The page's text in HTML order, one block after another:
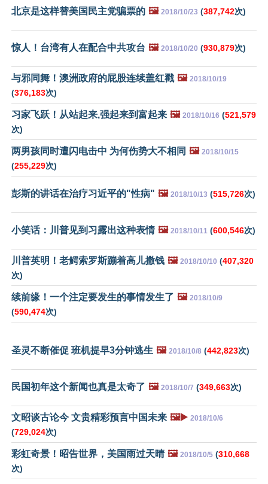
北京是这样替美国民主党骗票的 🖼️ 2018/10/23 (387,742次)
惊人！台湾有人在配合中共攻台 🖼️ 2018/10/20 (930,879次)
与邪同舞！澳洲政府的屁股连续盖红戳 🖼️ 2018/10/19
(376,183次)
习家飞跃！从站起来,强起来到富起来 🖼️ 2018/10/16 (521,579
次)
两男孩同时遭闪电击中 为何伤势大不相同 🖼️ 2018/10/15
(255,229次)
彭斯的讲话在治疗习近平的"性病" 🖼️ 2018/10/13 (515,726次)
小笑话：川普见到习露出这种表情 🖼️ 2018/10/11 (600,546次)
川普英明！老鳄索罗斯蹦着高儿撒钱 🖼️ 2018/10/10 (407,320
次)
续前缘！一个注定要发生的事情发生了 🖼️ 2018/10/9
(590,474次)
圣灵不断催促 班机提早3分钟逃生 🖼️ 2018/10/8 (442,823次)
民国初年这个新闻也真是太奇了 🖼️ 2018/10/7 (349,663次)
文昭谈古论今 文贵精彩预言中国未来 🖼️▶️ 2018/10/6
(729,024次)
彩虹奇景！昭告世界，美国雨过天晴 🖼️ 2018/10/5 (310,668
次)